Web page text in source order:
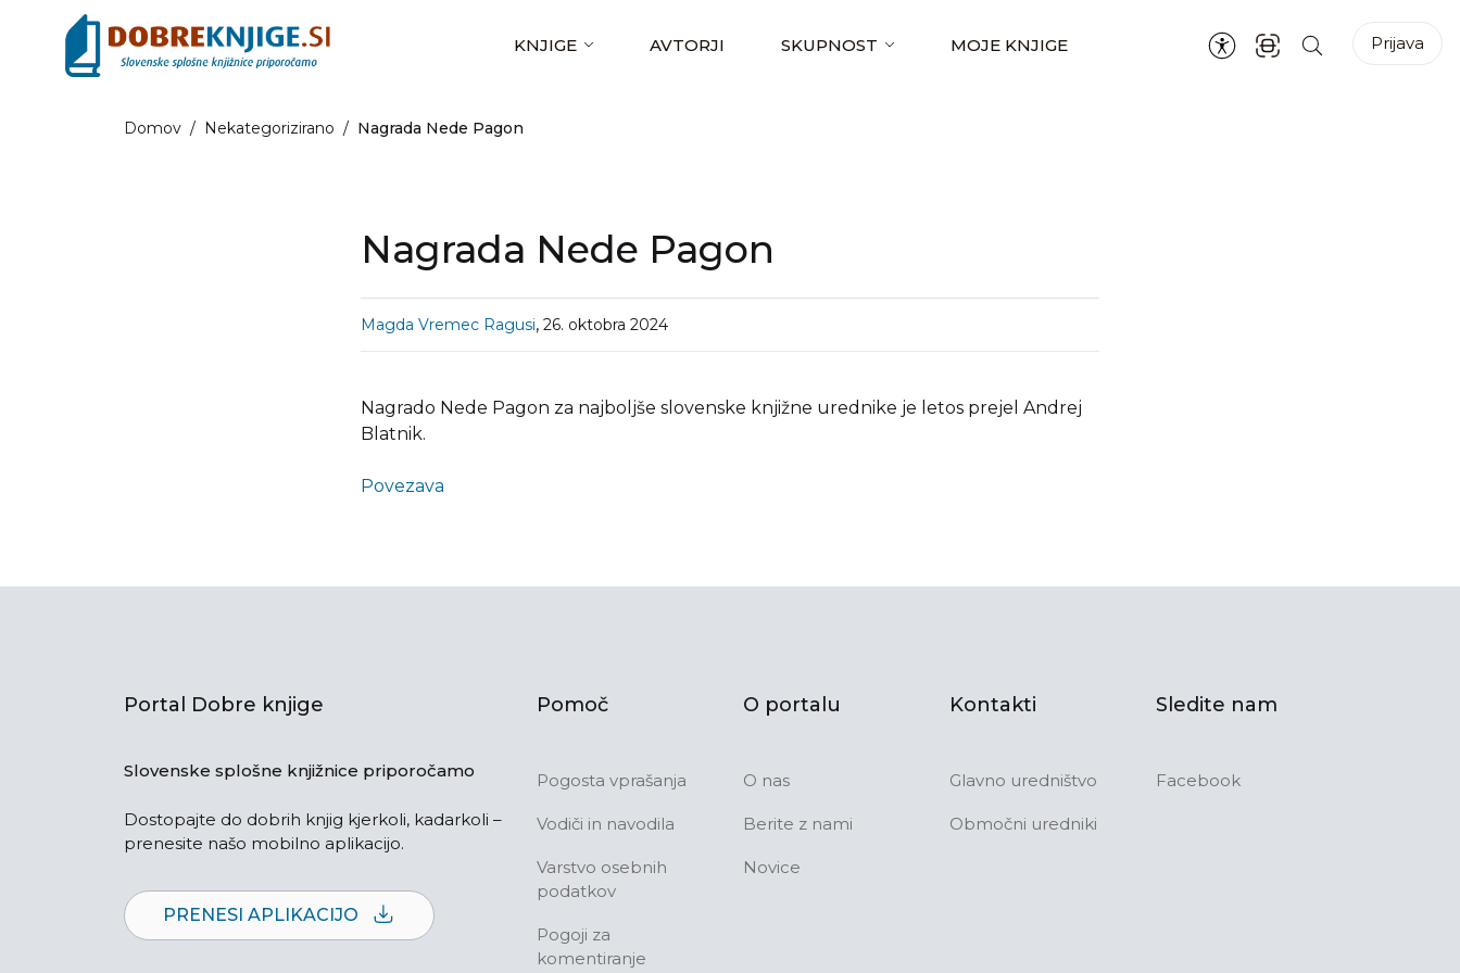
KNJIGE AVTORJI SKUPNOST MOJE KNJIGE Prijava
Domov / Nekategorizirano / Nagrada Nede Pagon
Nagrada Nede Pagon
Magda Vremec Ragusi, 26. oktobra 2024
Nagrado Nede Pagon za najboljše slovenske knjižne urednike je letos prejel Andrej
Blatnik.
Povezava
Portal Dobre knjige
Slovenske splošne knjižnice priporočamo
Dostopajte do dobrih knjig kjerkoli, kadarkoli –
prenesite našo mobilno aplikacijo.
PRENESI APLIKACIJO
Pomoč
Pogosta vprašanja
Vodiči in navodila
Varstvo osebnih
podatkov
Pogoji za
komentiranje
O portalu
O nas
Berite z nami
Novice
Kontakti
Glavno uredništvo
Območni uredniki
Sledite nam
Facebook